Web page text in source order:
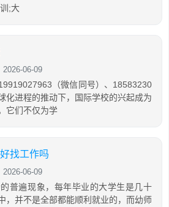
;大
2026-06-09
（微信同号）、18583230
化进程的推动下，国际学校的兴起成为
它们不仅为学
找工作吗
2026-06-09
普遍现象，每年毕业的大学生是几十
，并不是全部都能顺利就业的，而幼师